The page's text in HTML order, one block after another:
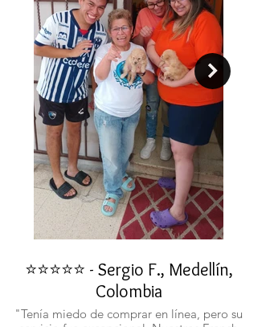
⭐⭐⭐⭐⭐ - Sergio F., Medellín,
Colombia
"Tenía miedo de comprar en línea, pero su